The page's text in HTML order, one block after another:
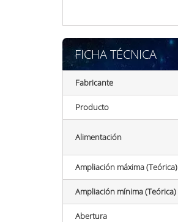
FICHA TÉCNICA
Fabricante
Producto
Alimentación
Ampliación máxima (Teórica)
Ampliación mínima (Teórica)
Abertura